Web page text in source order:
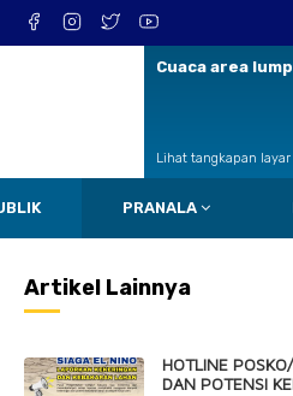
Cuaca area
Lihat tangkapan
PRANALA
Artikel Lainnya
HOTLINE
DAN POTENSI